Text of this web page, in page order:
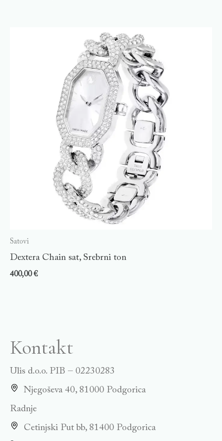
Satovi
Dextera Chain sat, Srebrni ton
400,00€
Kontakt
Ulis d.o.o. PIB – 02230283
Njegoševa 40, 81000 Podgorica
Radnje
Cetinjski Put bb, 81400 Podgorica